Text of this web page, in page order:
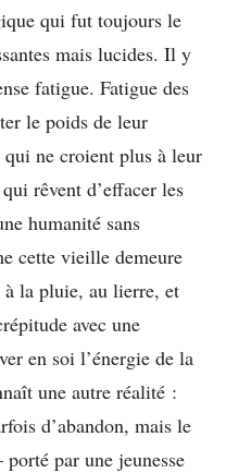
qui fut toujours le
mais lucides. Il y
fatigue. Fatigue des
le poids de leur
ne croient plus à leur
rêvent d’effacer les
humanité sans
cette vieille demeure
à la pluie, au lierre, et
avec une
en soi l’énergie de la
une autre réalité :
d’abandon, mais le
par une jeunesse